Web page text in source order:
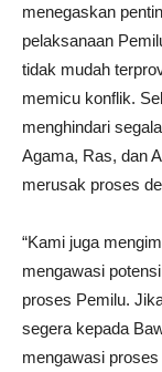
menegaskan
pelaksanaan
tidak mudah
memicu konflik.
menghindari
Agama, Ras, dan
merusak proses
“Kami juga
mengawasi
proses Pemilu.
segera kepada
mengawasi